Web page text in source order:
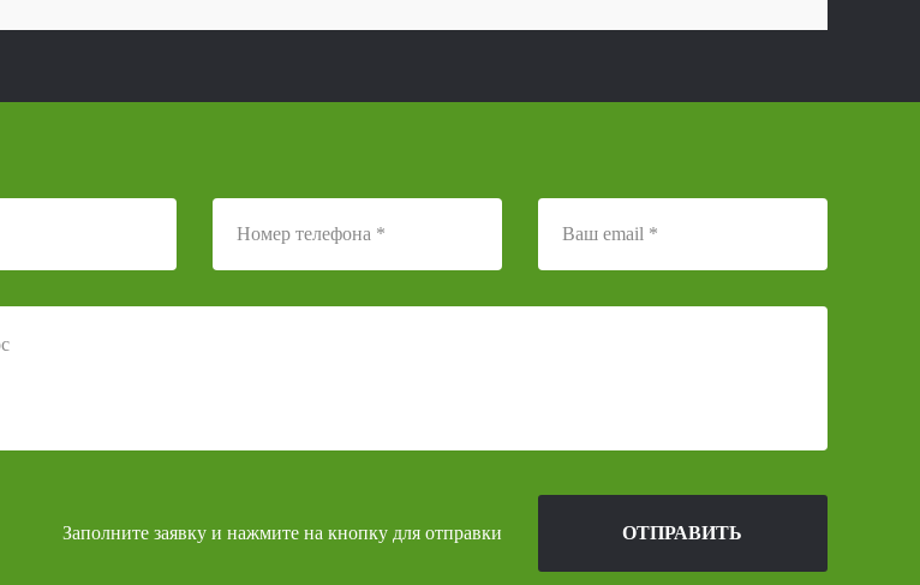
Заполните заявку и нажмите на кнопку для отправки ОТПРАВИТЬ